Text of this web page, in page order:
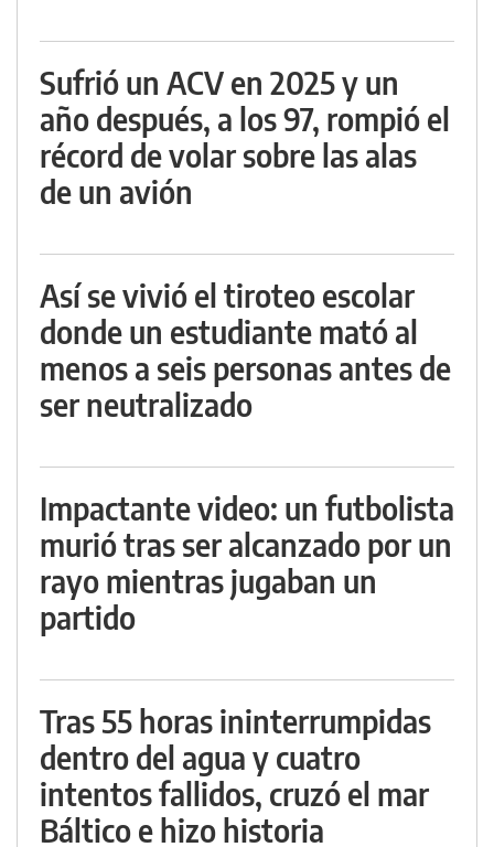
Sufrió un ACV en 2025 y un
año después, a los 97, rompió el
récord de volar sobre las alas
de un avión
Así se vivió el tiroteo escolar
donde un estudiante mató al
menos a seis personas antes de
ser neutralizado
Impactante video: un futbolista
murió tras ser alcanzado por un
rayo mientras jugaban un
partido
Tras 55 horas ininterrumpidas
dentro del agua y cuatro
intentos fallidos, cruzó el mar
Báltico e hizo historia